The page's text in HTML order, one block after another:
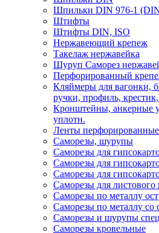
Шпильки DIN 976-1
Штифты
Штифты DIN, ISO
Нержавеющий крепеж
Такелаж нержавейка
Шуруп Саморез
Перфорированный
Кляймеры для вагонки,
ручки, профиль,
Кронштейны, анкерные
уплотн.
Ленты перфорированные
Саморезы, шурупы
Саморезы для
Саморезы для
Саморезы для
Саморезы для
Саморезы по металлу
Саморезы по металлу со
Саморезы и шурупы
Саморезы кровельные